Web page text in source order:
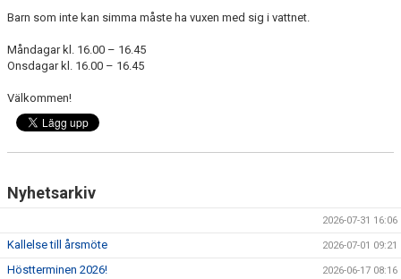
Barn som inte kan simma måste ha vuxen med sig i vattnet.
Måndagar kl. 16.00 – 16.45
Onsdagar kl. 16.00 – 16.45
Välkommen!
Nyhetsarkiv
2026-07-31 16:06
Kallelse till årsmöte 2026-07-01 09:21
Höstterminen 2026! 2026-06-17 08:16